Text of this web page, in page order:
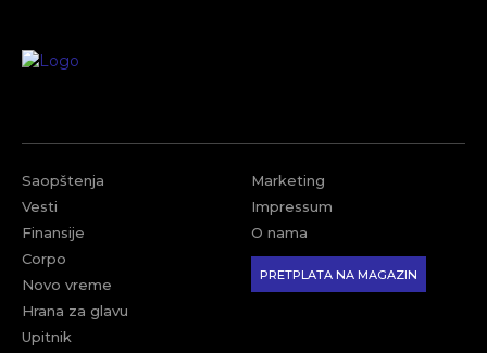
Saopštenja
Vesti
Finansije
Corpo
Novo vreme
Hrana za glavu
Upitnik
Marketing
Impressum
O nama
PRETPLATA NA MAGAZIN